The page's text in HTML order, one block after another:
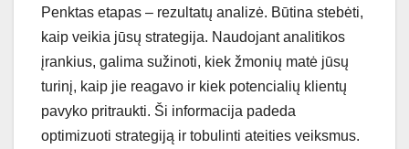
Penktas etapas – rezultatų analizė. Būtina stebėti,
kaip veikia jūsų strategija. Naudojant analitikos
įrankius, galima sužinoti, kiek žmonių matė jūsų
turinį, kaip jie reagavo ir kiek potencialių klientų
pavyko pritraukti. Ši informacija padeda
optimizuoti strategiją ir tobulinti ateities veiksmus.